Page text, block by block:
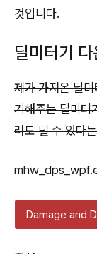
것입니다.
딜미터기
제가 가져온 딜
기해주는 딜미터
려도 덜 수 있다
Damage and